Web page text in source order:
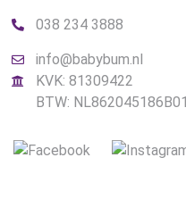
038 234 3888
info@babybum.nl
KVK: 81309422
BTW: NL862045186B01